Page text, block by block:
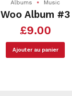
Albums Music
Woo Album #3
£9.00
Ajouter au panier